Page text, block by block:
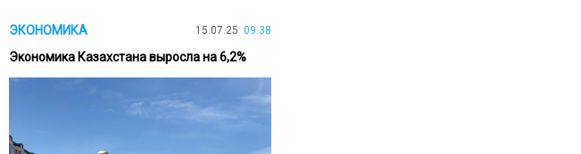
ЭКОНОМИКА 15.07.25 09:38
Экономика Казахстана выросла на 6,2%